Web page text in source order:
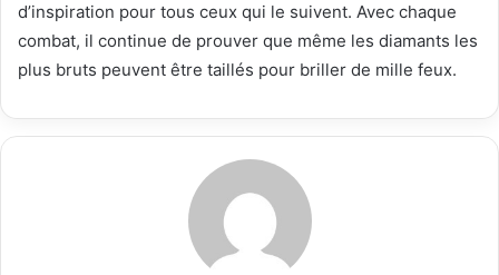
d’inspiration pour tous ceux qui le suivent. Avec chaque
combat, il continue de prouver que même les diamants les
plus bruts peuvent être taillés pour briller de mille feux.